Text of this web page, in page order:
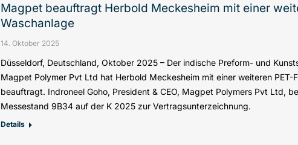
Magpet beauftragt Herbold Meckesheim mit einer
Waschanlage
14. Oktober 2025
Düsseldorf, Deutschland, Oktober 2025 – Der indische Preform- und
Magpet Polymer Pvt Ltd hat Herbold Meckesheim mit einer weiteren PET-
beauftragt. Indroneel Goho, President & CEO, Magpet Polymers Pvt Ltd,
Messestand 9B34 auf der K 2025 zur Vertragsunterzeichnung.
Details